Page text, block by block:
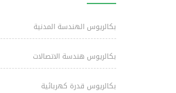
بكالريوس الهندسة المدنية
بكالريوس هندسة الاتصالات
بكالريوس قدرة كهربائية